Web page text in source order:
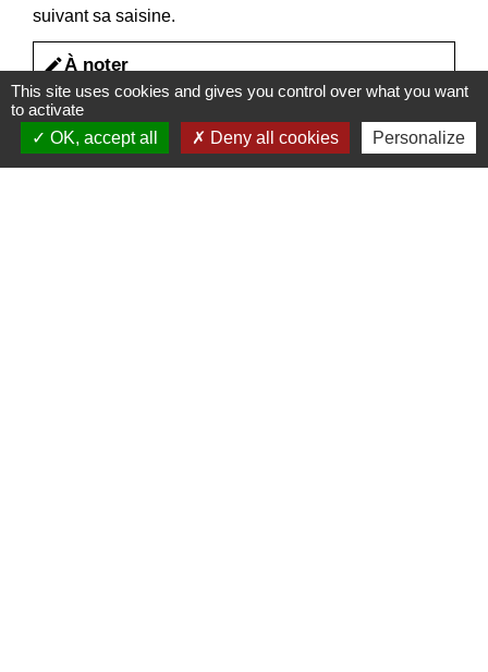
suivant sa saisine.
editÀ noter
Si vous envisagez de changer d'activité au cours
des 3 ans qui suivent votre cessation temporaire
ou définitive de fonctions, vous devez au
This site uses cookies and gives you control over what you want
to activate
OK, accept all
Deny all cookies Personalize